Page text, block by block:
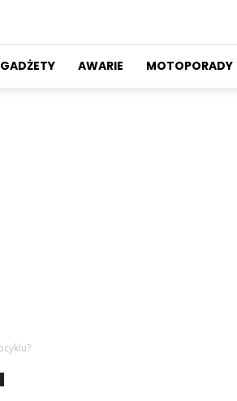
AWARIE MOTOPORADY